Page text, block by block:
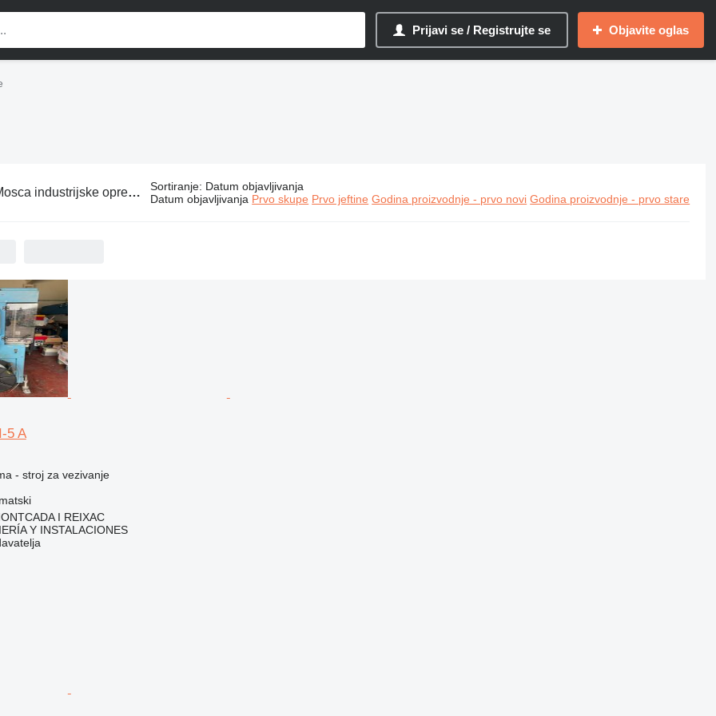
Prijavi se / Registrujte se Objavite oglas
industrijske opreme Sortiranje: Datum objavljivanja
Datum objavljivanja Prvo skupe Prvo jeftine Godina proizvodnje - prvo novi Godina proizvodnje - prvo stare
5 A
- stroj za vezivanje
I REIXAC
Y INSTALACIONES